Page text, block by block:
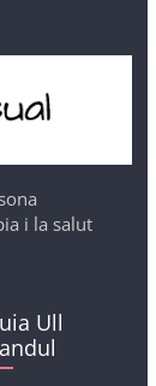
i la salut
Ull